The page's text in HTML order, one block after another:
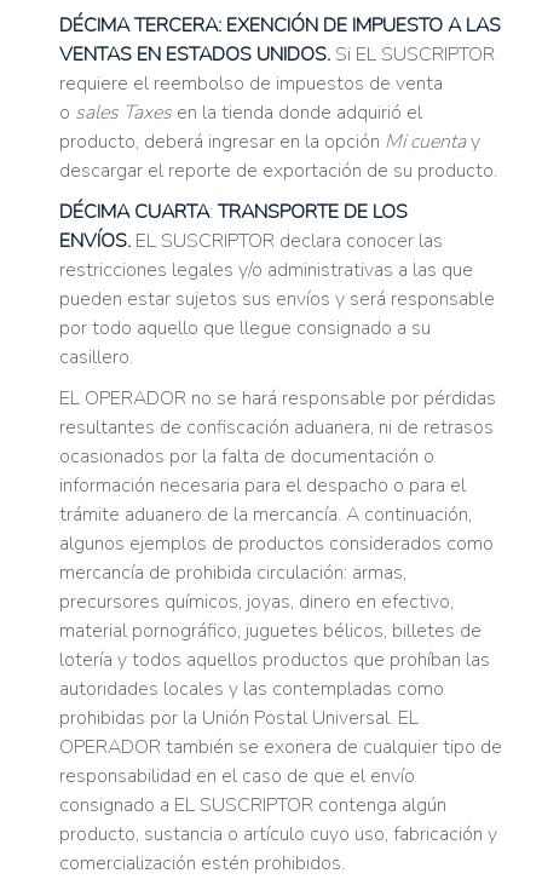
DÉCIMA TERCERA: EXENCIÓN DE IMPUESTO A LAS
VENTAS EN ESTADOS UNIDOS. Si EL SUSCRIPTOR
requiere el reembolso de impuestos de venta
o sales Taxes en la tienda donde adquirió el
producto, deberá ingresar en la opción Mi cuentay
descargar el reporte de exportación de su producto.
DÉCIMA CUARTA:TRANSPORTE DE LOS
ENVÍOS. EL SUSCRIPTOR declara conocer las
restricciones legales y/o administrativas a las que
pueden estar sujetos sus envíos y será responsable
por todo aquello que llegue consignado a su
casillero.
EL OPERADOR no se hará responsable por pérdidas
resultantes de confiscación aduanera, ni de retrasos
ocasionados por la falta de documentación o
información necesaria para el despacho o para el
trámite aduanero de la mercancía. A continuación,
algunos ejemplos de productos considerados como
mercancía de prohibida circulación: armas,
precursores químicos, joyas, dinero en efectivo,
material pornográfico, juguetes bélicos, billetes de
lotería y todos aquellos productos que prohíban las
autoridades locales y las contempladas como
prohibidas por la Unión Postal Universal. EL
OPERADOR también se exonera de cualquier tipo de
responsabilidad en el caso de que el envío
consignado a EL SUSCRIPTOR contenga algún
producto, sustancia o artículo cuyo uso, fabricación y
comercialización estén prohibidos.